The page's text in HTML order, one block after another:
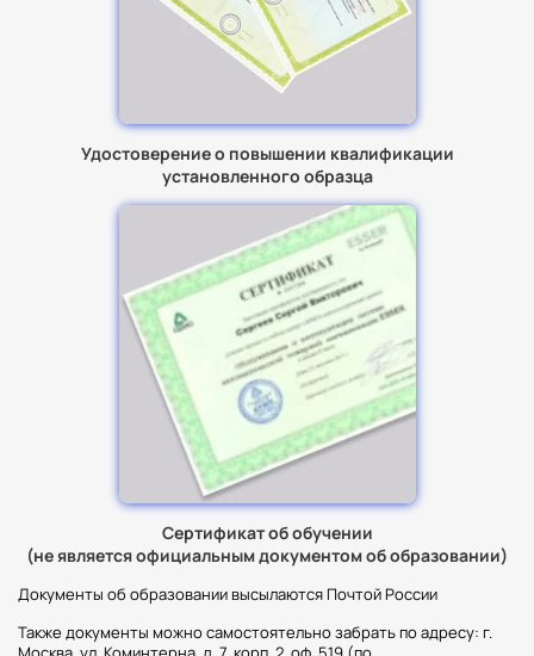
Удостоверение о повышении квалификации
установленного образца
Сертификат об обучении
(не является официальным документом об образовании)
Документы об образовании высылаются Почтой России
Также документы можно самостоятельно забрать по адресу: г.